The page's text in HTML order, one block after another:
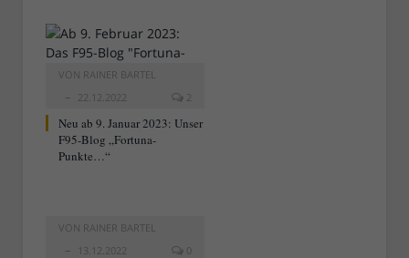
VON RAINER BARTEL
22.12.2022
2
Neu ab 9. Januar 2023: Unser
F95-Blog „Fortuna-
Punkte…“
VON RAINER BARTEL
13.12.2022
0